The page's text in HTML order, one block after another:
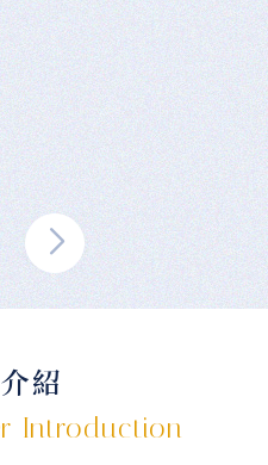
紹
Introduction